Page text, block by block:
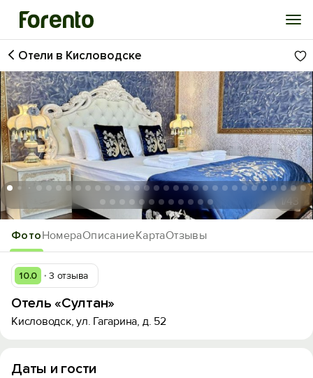
Войти
Избранное
История просмотра
Добавить свой объект
ФотоНомераОписаниеКартаОтзывы
Отели в Кисловодске
1/43
10.0 3 отзыва
Отель «Султан»
Кисловодск, ул. Гагарина, д. 52
Даты и гости